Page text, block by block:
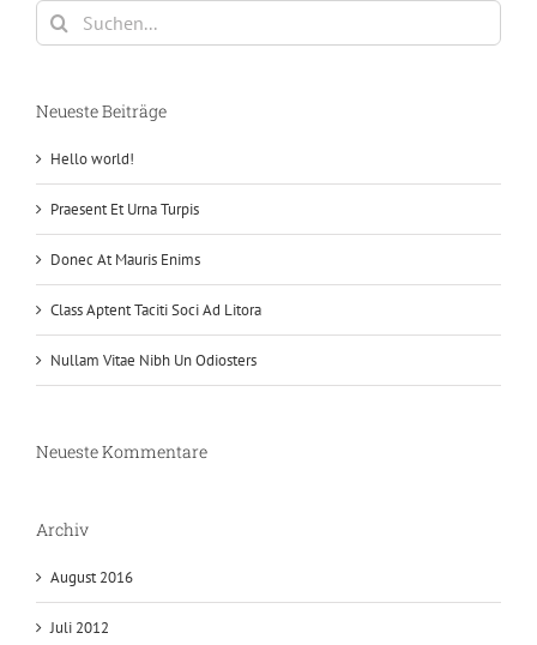
Suche
nach:
Neueste Beiträge
Hello world!
Praesent Et Urna Turpis
Donec At Mauris Enims
Class Aptent Taciti Soci Ad Litora
Nullam Vitae Nibh Un Odiosters
Neueste Kommentare
Archiv
August 2016
Juli 2012